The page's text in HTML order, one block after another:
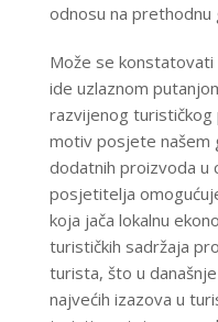
odnosu na prethodnu
Može se
ide uzlaznom
razvijenog turističkog
motiv posjete našem
dodatnih proizvoda u
posjetitelja
koja jača lokalnu
turističkih sadržaja
turista, što u
najvećih izazova u